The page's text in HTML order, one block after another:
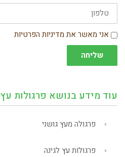
טלפון
הסכמה
אני מאשר את מדיניות הפרטיות
שליחה
עוד מידע בנושא פרגולות עץ
פרגולה מעץ גושני
פרגולות עץ לגינה